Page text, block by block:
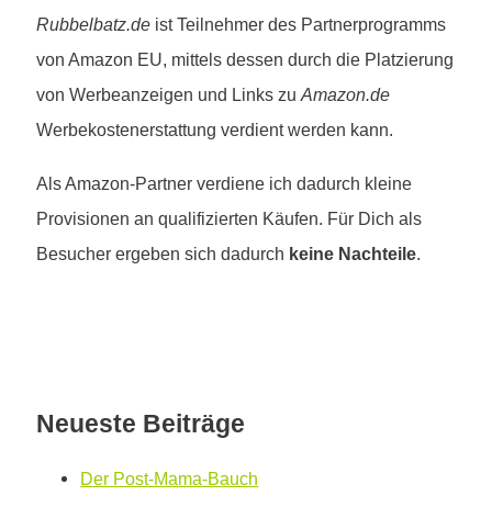
Rubbelbatz.de ist Teilnehmer des Partnerprogramms
von Amazon EU, mittels dessen durch die Platzierung
von Werbeanzeigen und Links zuAmazon.de
Werbekostenerstattung verdient werden kann.
Als Amazon-Partner verdiene ich dadurch kleine
Provisionen an qualifizierten Käufen. Für Dich als
Besucher ergeben sich dadurch keine Nachteile
Neueste Beiträge
Der Post-Mama-Bauch